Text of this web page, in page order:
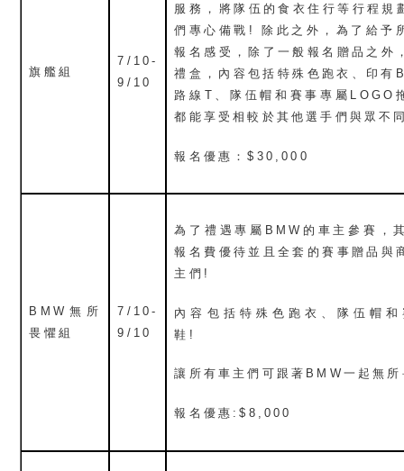
旗艦組
7/10-
9/10
服務，將隊伍的食衣住行等行程
們專心備戰! 除此之外，為了給予
報名感受，除了一般報名贈品之外
禮盒，內容包括特殊色跑衣、印
路線T、隊伍帽和賽事專屬LOGO
都能享受相較於其他選手們與眾不
報名優惠：$30,000
BMW無所
畏懼組
7/10-
9/10
為了禮遇專屬BMW的車主參賽，
報名費優待並且全套的賽事贈品與
主們!
內容包括特殊色跑衣、隊伍帽
鞋!
讓所有車主們可跟著BMW一起無
報名優惠:$8,000